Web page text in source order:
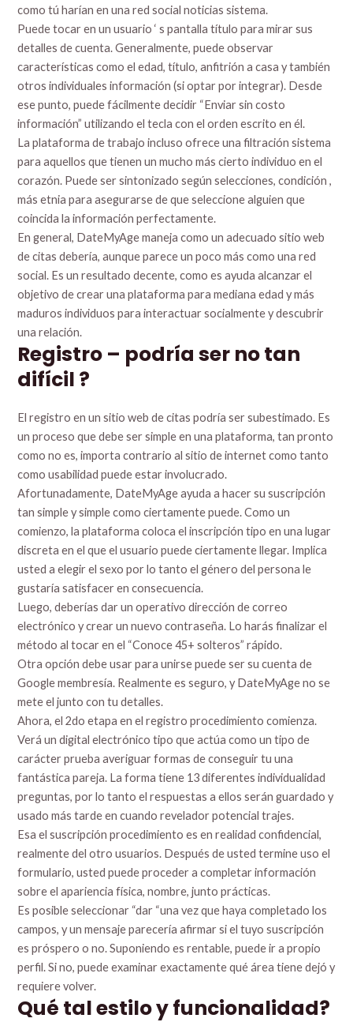
como tú harían en una red social noticias sistema.
Puede tocar en un usuario ‘ s pantalla título para mirar sus
detalles de cuenta. Generalmente, puede observar
características como el edad, título, anfitrión a casa y también
otros individuales información (si optar por integrar). Desde
ese punto, puede fácilmente decidir “Enviar sin costo
información” utilizando el tecla con el orden escrito en él.
La plataforma de trabajo incluso ofrece una filtración sistema
para aquellos que tienen un mucho más cierto individuo en el
corazón. Puede ser sintonizado según selecciones, condición ,
más etnia para asegurarse de que seleccione alguien que
coincida la información perfectamente.
En general, DateMyAge maneja como un adecuado sitio web
de citas debería, aunque parece un poco más como una red
social. Es un resultado decente, como es ayuda alcanzar el
objetivo de crear una plataforma para mediana edad y más
maduros individuos para interactuar socialmente y descubrir
una relación.
Registro – podría ser no tan
difícil ?
El registro en un sitio web de citas podría ser subestimado. Es
un proceso que debe ser simple en una plataforma, tan pronto
como no es, importa contrario al sitio de internet como tanto
como usabilidad puede estar involucrado.
Afortunadamente, DateMyAge ayuda a hacer su suscripción
tan simple y simple como ciertamente puede. Como un
comienzo, la plataforma coloca el inscripción tipo en una lugar
discreta en el que el usuario puede ciertamente llegar. Implica
usted a elegir el sexo por lo tanto el género del persona le
gustaría satisfacer en consecuencia.
Luego, deberías dar un operativo dirección de correo
electrónico y crear un nuevo contraseña. Lo harás finalizar el
método al tocar en el “Conoce 45+ solteros” rápido.
Otra opción debe usar para unirse puede ser su cuenta de
Google membresía. Realmente es seguro, y DateMyAge no se
mete el junto con tu detalles.
Ahora, el 2do etapa en el registro procedimiento comienza.
Verá un digital electrónico tipo que actúa como un tipo de
carácter prueba averiguar formas de conseguir tu una
fantástica pareja. La forma tiene 13 diferentes individualidad
preguntas, por lo tanto el respuestas a ellos serán guardado y
usado más tarde en cuando revelador potencial trajes.
Esa el suscripción procedimiento es en realidad confidencial,
realmente del otro usuarios. Después de usted termine uso el
formulario, usted puede proceder a completar información
sobre el apariencia física, nombre, junto prácticas.
Es posible seleccionar “dar “una vez que haya completado los
campos, y un mensaje parecería afirmar si el tuyo suscripción
es próspero o no. Suponiendo es rentable, puede ir a propio
perfil. Si no, puede examinar exactamente qué área tiene dejó y
requiere volver.
Qué tal estilo y funcionalidad?